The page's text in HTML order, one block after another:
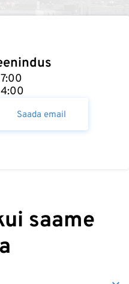
Saada email
saame